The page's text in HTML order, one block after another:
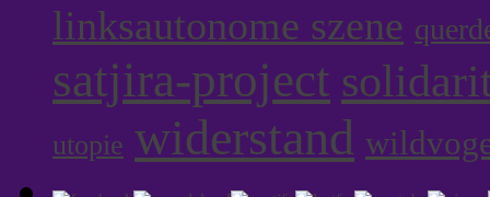
linksautonome szene
satjira-project
utopie widerstand